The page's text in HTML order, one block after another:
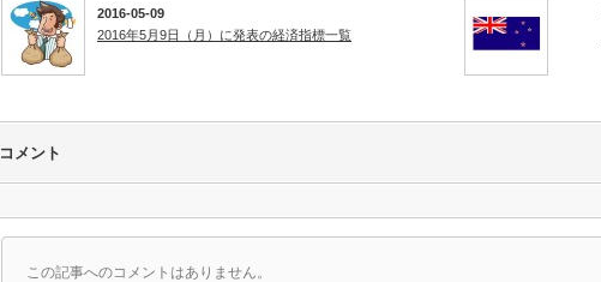
2016-05-09
2016年5月9日（月）に発表の経済指標一覧
コメント
この記事へのコメントはありません。